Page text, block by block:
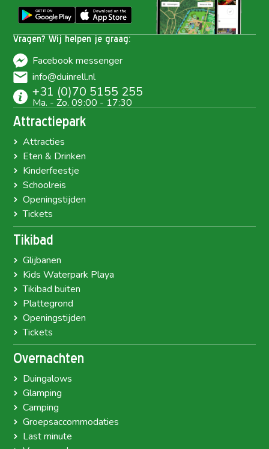
Vragen? Wij helpen je graag:
Facebook messenger
info@duinrell.nl
+31 (0)70 5155 255
Ma. - Zo. 09:00 - 17:30
Attractiepark
Attracties
Eten & Drinken
Kinderfeestje
Schoolreis
Openingstijden
Tickets
Tikibad
Glijbanen
Kids Waterpark Playa
Tikibad buiten
Plattegrond
Openingstijden
Tickets
Overnachten
Duingalows
Glamping
Camping
Groepsaccommodaties
Last minute